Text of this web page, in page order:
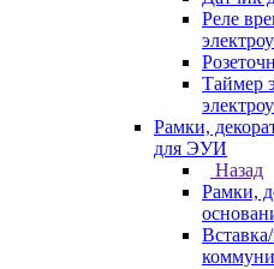
Реле
Таймер
Рамки,
для ЭУИ
Назад
Рамки,